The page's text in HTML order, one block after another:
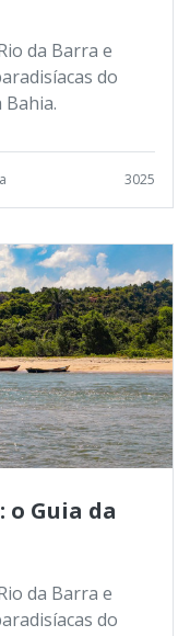
da Barra e
do
3025
o Guia da
da Barra e
do